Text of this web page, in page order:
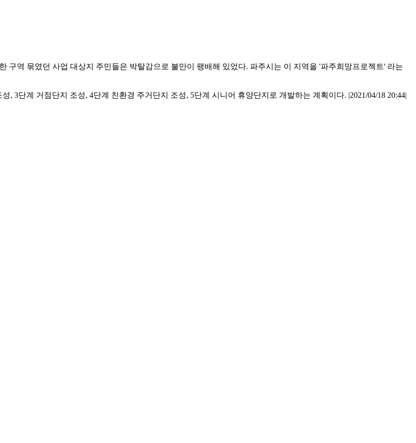
구역 묶였던 사업 대상지 주민들은 박탈감으로 불만이 팽배해 있었다. 파주시는 이 지역을 '파주희망프로젝트' 라는
, 3단계 거점단지 조성, 4단계 친환경 주거단지 조성, 5단계 시니어 휴양단지로 개발하는 계획이다. |2021/04/18 20:44|